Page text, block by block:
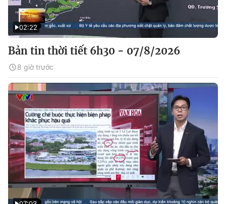
02:22
Bản tin thời tiết 6h30 - 07/8/2026
8 giờ trước